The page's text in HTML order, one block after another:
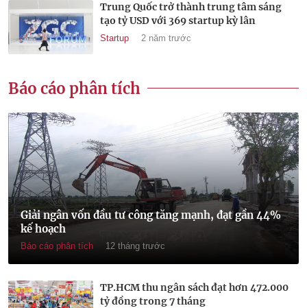
Trung Quốc trở thành trung tâm sáng
tạo tỷ USD với 369 startup kỳ lân
Startup 2 năm trước
Báo cáo phân tích
Giải ngân vốn đầu tư công tăng mạnh, đạt gần 44%
kế hoạch
Báo cáo phân tích 12 tháng trước
TP.HCM thu ngân sách đạt hơn 472.000
tỷ đồng trong 7 tháng